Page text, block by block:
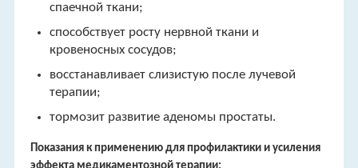
спаечной ткани;
способствует росту нервной ткани и
кровеносных сосудов;
восстанавливает слизистую после лучевой
терапии;
тормозит развитие аденомы простаты.
Показания к применению для профилактики и усиления